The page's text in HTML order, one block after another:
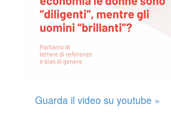
Guarda il video su youtube »